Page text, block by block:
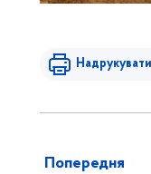
Надрукувати
Попередня